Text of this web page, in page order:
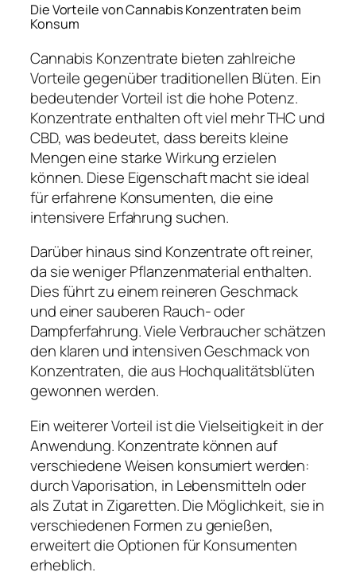
Die Vorteile von Cannabis Konzentraten beim
Konsum
Cannabis Konzentrate bieten zahlreiche
Vorteile gegenüber traditionellen Blüten. Ein
bedeutender Vorteil ist die hohe Potenz.
Konzentrate enthalten oft viel mehr THC und
CBD, was bedeutet, dass bereits kleine
Mengen eine starke Wirkung erzielen
können. Diese Eigenschaft macht sie ideal
für erfahrene Konsumenten, die eine
intensivere Erfahrung suchen.
Darüber hinaus sind Konzentrate oft reiner,
da sie weniger Pflanzenmaterial enthalten.
Dies führt zu einem reineren Geschmack
und einer sauberen Rauch- oder
Dampferfahrung. Viele Verbraucher schätzen
den klaren und intensiven Geschmack von
Konzentraten, die aus Hochqualitätsblüten
gewonnen werden.
Ein weiterer Vorteil ist die Vielseitigkeit in der
Anwendung. Konzentrate können auf
verschiedene Weisen konsumiert werden:
durch Vaporisation, in Lebensmitteln oder
als Zutat in Zigaretten. Die Möglichkeit, sie in
verschiedenen Formen zu genießen,
erweitert die Optionen für Konsumenten
erheblich.